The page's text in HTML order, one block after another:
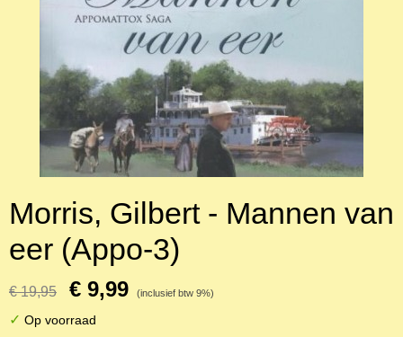
Morris, Gilbert - Mannen van
eer (Appo-3)
€ 19,95 € 9,99 (inclusief btw 9%)
✓ Op voorraad